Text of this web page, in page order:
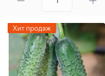
Хит продаж